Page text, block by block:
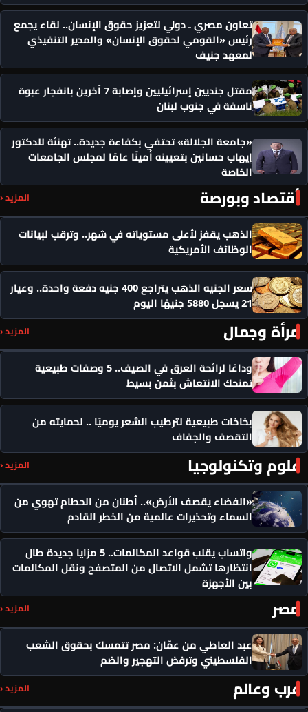
تعاون مصري ـ دولي لتعزيز حقوق الإنسان.. لقاء يجمع
رئيس «القومي لحقوق الإنسان» والمدير التنفيذي
لمعهد جنيف
مقتل جنديين إسرائيليين وإصابة 7 آخرين بانفجار عبوة
ناسفة في جنوب لبنان
«جامعة الجلالة» تحتفي بكفاءة جديدة.. تهنئة للدكتور
إيهاب حسانين بتعيينه أمينًا عامًا لمجلس الجامعات
الخاصة
أقتصاد وبورصة المزيد ‹
الذهب يقفز لأعلى مستوياته في شهر.. وترقب لبيانات
الوظائف الأمريكية
سعر الجنيه الذهب يتراجع 400 جنيه دفعة واحدة.. وعيار
21 يسجل 5880 جنيهًا اليوم
مرأة وجمال المزيد ‹
وداعًا لرائحة العرق في الصيف.. 5 وصفات طبيعية
تمنحك الانتعاش بثمن بسيط
بخاخات طبيعية لترطيب الشعر يوميًا .. لحمايته من
التقصف والجفاف
علوم وتكنولوجيا المزيد ‹
«الفضاء يقصف الأرض».. أطنان من الحطام تهوي من
السماء وتحذيرات عالمية من الخطر القادم
واتساب يقلب قواعد المكالمات.. 5 مزايا جديدة طال
انتظارها تشمل الاتصال من المتصفح ونقل المكالمات
بين الأجهزة
مصر المزيد ‹
عبد العاطي من عمّان: مصر تتمسك بحقوق الشعب
الفلسطيني وترفض التهجير والضم
عرب وعالم المزيد ‹